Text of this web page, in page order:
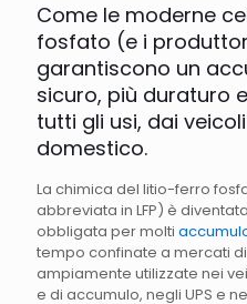
Come le moderne
fosfato (e i
garantiscono un
sicuro, più duraturo
tutti gli usi, dai
domestico.
La chimica del litio-ferro
abbreviata in LFP) è
obbligata per molti
tempo confinate a mercati di
ampiamente utilizzate nei
e di accumulo, negli UPS e